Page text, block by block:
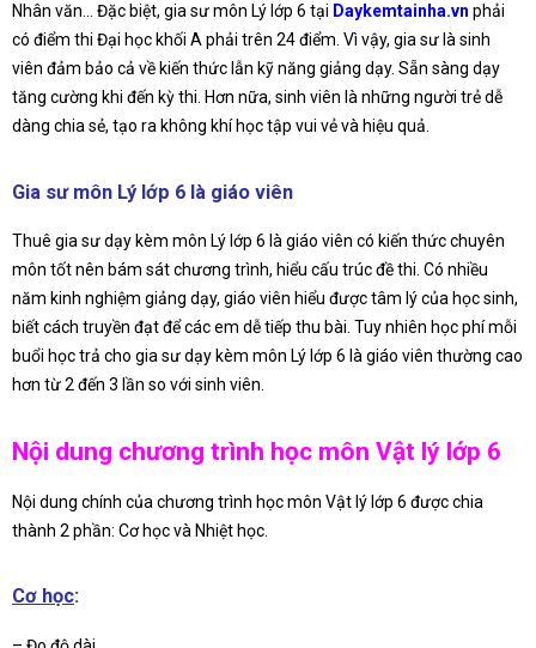
Nhân văn… Đặc biệt, gia sư môn Lý lớp 6 tại Daykemtainha.vn phải
có điểm thi Đại học khối A phải trên 24 điểm. Vì vậy, gia sư là sinh
viên đảm bảo cả về kiến thức lẫn kỹ năng giảng dạy. Sẵn sàng dạy
tăng cường khi đến kỳ thi. Hơn nữa, sinh viên là những người trẻ dễ
dàng chia sẻ, tạo ra không khí học tập vui vẻ và hiệu quả.
Gia sư môn Lý lớp 6 là giáo viên
Thuê gia sư dạy kèm môn Lý lớp 6 là giáo viên có kiến thức chuyên
môn tốt nên bám sát chương trình, hiểu cấu trúc đề thi. Có nhiều
năm kinh nghiệm giảng dạy, giáo viên hiểu được tâm lý của học sinh,
biết cách truyền đạt để các em dễ tiếp thu bài. Tuy nhiên học phí mỗi
buổi học trả cho gia sư dạy kèm môn Lý lớp 6 là giáo viên thường cao
hơn từ 2 đến 3 lần so với sinh viên.
Nội dung chương trình học môn Vật lý lớp 6
Nội dung chính của chương trình học môn Vật lý lớp 6 được chia
thành 2 phần: Cơ học và Nhiệt học.
Cơ học: